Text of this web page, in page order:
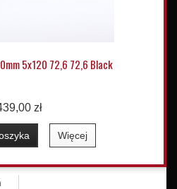
5x120 72,6 72,6 Black
zł
Więcej